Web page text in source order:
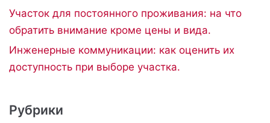
Участок для постоянного проживания: на что
обратить внимание кроме цены и вида.
Инженерные коммуникации: как оценить их
доступность при выборе участка.
Рубрики